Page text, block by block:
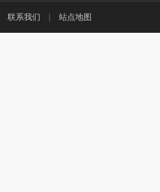
联系我们 站点地图